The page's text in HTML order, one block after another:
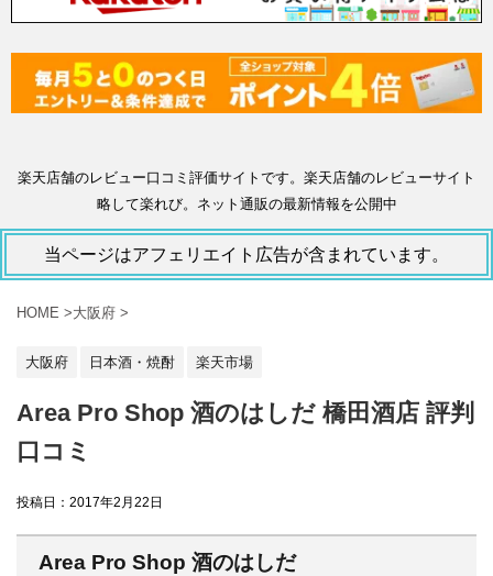
楽天店舗のレビュー口コミ評価サイトです。楽天店舗のレビューサイト
略して楽れび。ネット通販の最新情報を公開中
当ページはアフェリエイト広告が含まれています。
HOME >大阪府 >
大阪府 日本酒・焼酎 楽天市場
Area Pro Shop 酒のはしだ 橋田酒店 評判
口コミ
投稿日： 2017年2月22日
Area Pro Shop 酒のはしだ